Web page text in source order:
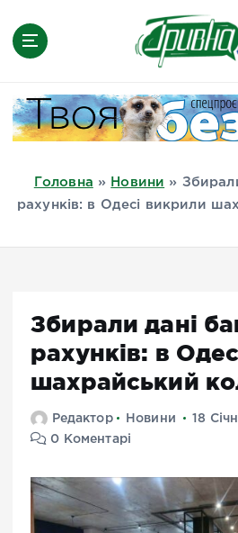
Миколаїв,
Головна » Новини »
рахунків: в Одесі викрили
Збирали дані
рахунків: в
шахрайський
Редактор Новини
18
0 Коментарі